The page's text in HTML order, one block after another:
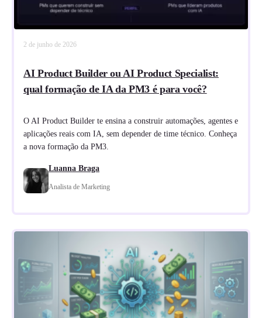
2 de junho de 2026
AI Product Builder ou AI Product Specialist:
qual formação de IA da PM3 é para você?
O AI Product Builder te ensina a construir automações, agentes e
aplicações reais com IA, sem depender de time técnico. Conheça
a nova formação da PM3.
Luanna Braga
Analista de Marketing